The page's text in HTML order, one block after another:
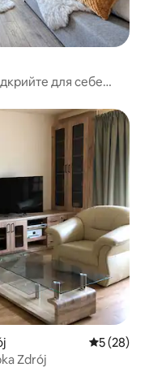
Середня
5 (28)
Zdrój